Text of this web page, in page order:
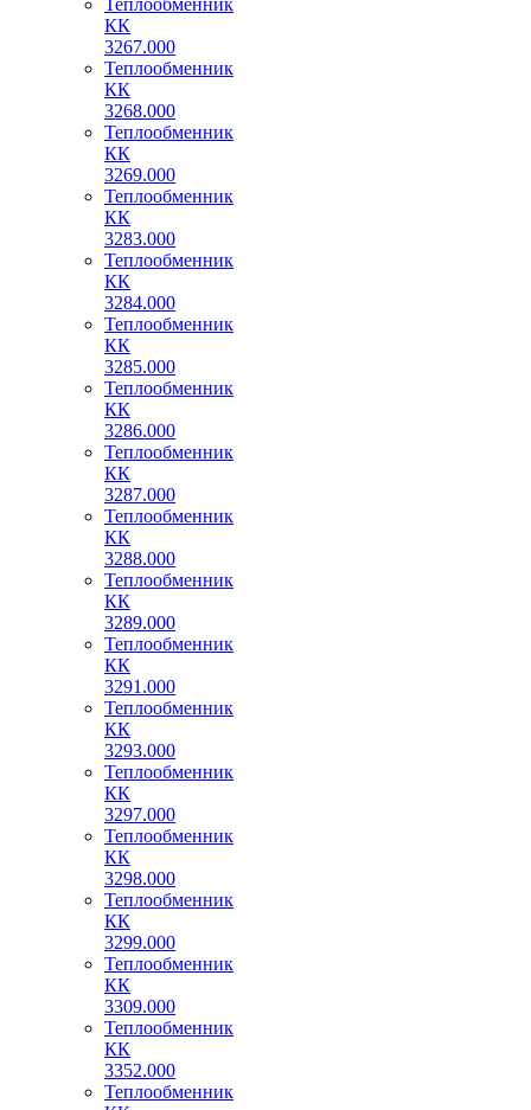
КК
3267.000
Теплообменник
КК
3268.000
Теплообменник
КК
3269.000
Теплообменник
КК
3283.000
Теплообменник
КК
3284.000
Теплообменник
КК
3285.000
Теплообменник
КК
3286.000
Теплообменник
КК
3287.000
Теплообменник
КК
3288.000
Теплообменник
КК
3289.000
Теплообменник
КК
3291.000
Теплообменник
КК
3293.000
Теплообменник
КК
3297.000
Теплообменник
КК
3298.000
Теплообменник
КК
3299.000
Теплообменник
КК
3309.000
Теплообменник
КК
3352.000
Теплообменник